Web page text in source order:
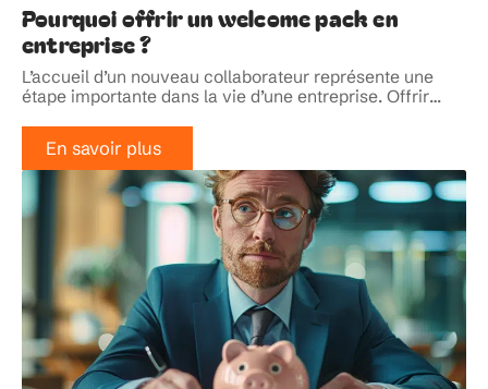
Pourquoi offrir un welcome pack en
entreprise ?
L’accueil d’un nouveau collaborateur représente une
étape importante dans la vie d’une entreprise. Offrir…
En savoir plus